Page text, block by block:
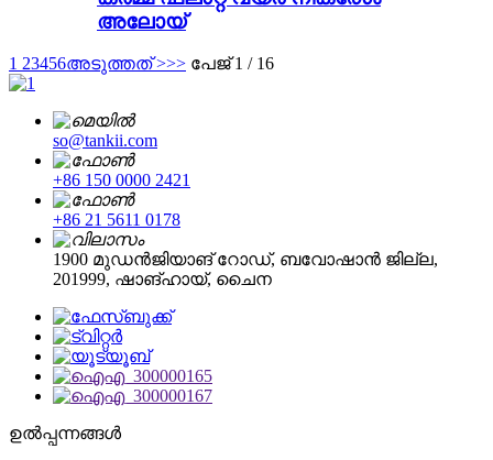
അലോയ്
1 23456അടുത്തത് >>> പേജ് 1 / 16
so@tankii.com
+86 150 0000 2421
+86 21 5611 0178
1900 മുഡൻജിയാങ് റോഡ്, ബവോഷാൻ ജില്ല,
201999, ഷാങ്ഹായ്, ചൈന
ഉൽപ്പന്നങ്ങൾ